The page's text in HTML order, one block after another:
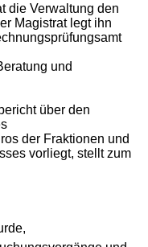
die Verwaltung den
Magistrat legt ihn
und
über den
der Fraktionen und
vorliegt, stellt zum